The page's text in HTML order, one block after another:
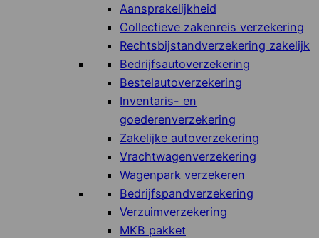
Aansprakelijkheid
Collectieve zakenreis verzekering
Rechtsbijstandverzekering zakelijk
Bedrijfsautoverzekering
Bestelautoverzekering
Inventaris- en
goederenverzekering
Zakelijke autoverzekering
Vrachtwagenverzekering
Wagenpark verzekeren
Bedrijfspandverzekering
Verzuimverzekering
MKB pakket